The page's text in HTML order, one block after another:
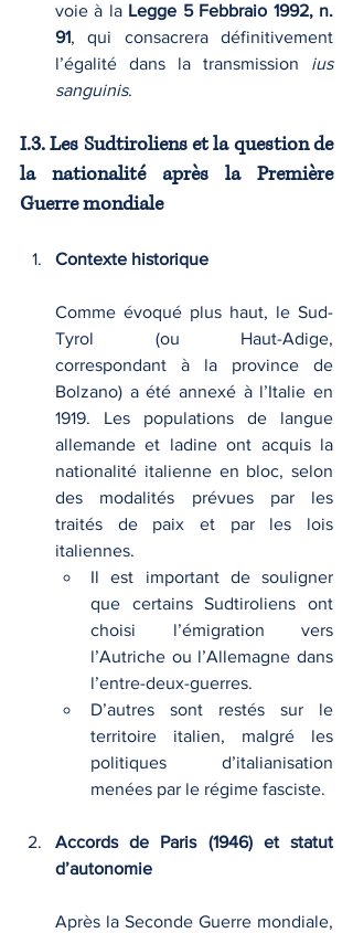
voie à la Legge 5 Febbraio 1992, n.
91, qui consacrera définitivement
l’égalité dans la transmission ius
sanguinis.
I.3. Les Sudtiroliens et la question de
la nationalité après la Première
Guerre mondiale
Contexte historique
Comme évoqué plus haut, le Sud-
Tyrol (ou Haut-Adige,
correspondant à la province de
Bolzano) a été annexé à l’Italie en
1919. Les populations de langue
allemande et ladine ont acquis la
nationalité italienne en bloc, selon
des modalités prévues par les
traités de paix et par les lois
italiennes.
Il est important de souligner
que certains Sudtiroliens ont
choisi l’émigration vers
l’Autriche ou l’Allemagne dans
l’entre-deux-guerres.
D’autres sont restés sur le
territoire italien, malgré les
politiques d’italianisation
menées par le régime fasciste.
Accords de Paris (1946) et statut
d’autonomie
Après la Seconde Guerre mondiale,